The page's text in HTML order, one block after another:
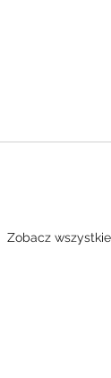
Zobacz wszystkie